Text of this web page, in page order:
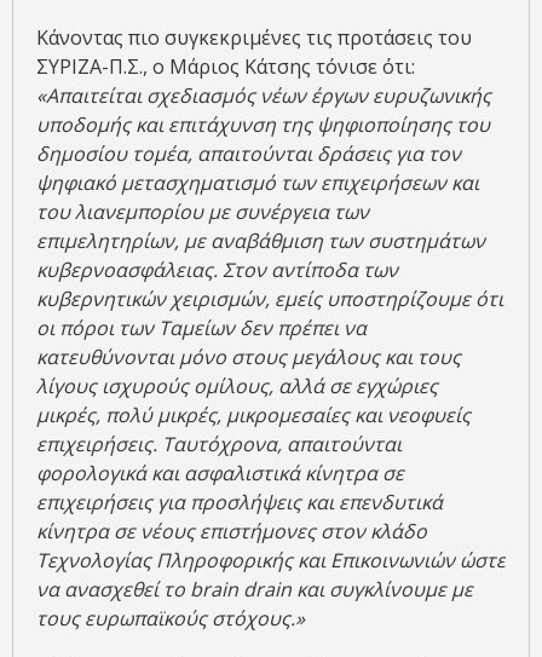
Κάνοντας πιο συγκεκριμένες τις προτάσεις του
ΣΥΡΙΖΑ-Π.Σ., ο Μάριος Κάτσης τόνισε ότι:
«Απαιτείται σχεδιασμός νέων έργων ευρυζωνικής
υποδομής και επιτάχυνση της ψηφιοποίησης του
δημοσίου τομέα, απαιτούνται δράσεις για τον
ψηφιακό μετασχηματισμό των επιχειρήσεων και
του λιανεμπορίου με συνέργεια των
επιμελητηρίων, με αναβάθμιση των συστημάτων
κυβερνοασφάλειας. Στον αντίποδα των
κυβερνητικών χειρισμών, εμείς υποστηρίζουμε ότι
οι πόροι των Ταμείων δεν πρέπει να
κατευθύνονται μόνο στους μεγάλους και τους
λίγους ισχυρούς ομίλους, αλλά σε εγχώριες
μικρές, πολύ μικρές, μικρομεσαίες και νεοφυείς
επιχειρήσεις. Ταυτόχρονα, απαιτούνται
φορολογικά και ασφαλιστικά κίνητρα σε
επιχειρήσεις για προσλήψεις και επενδυτικά
κίνητρα σε νέους επιστήμονες στον κλάδο
Τεχνολογίας Πληροφορικής και Επικοινωνιών ώστε
να ανασχεθεί το brain drain και συγκλίνουμε με
τους ευρωπαϊκούς στόχους.»